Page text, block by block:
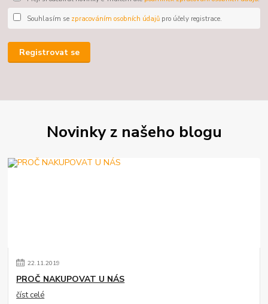
Souhlasím se zpracováním osobních údajůpro účely registrace.
Registrovat se
Novinky z našeho blogu
22.11.2019
PROČ NAKUPOVAT U NÁS
číst celé